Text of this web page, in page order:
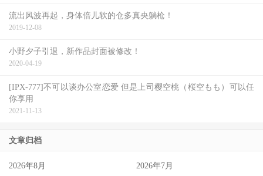
《芭比》
《奥本海默》
《可怜的东西》
马修里巴提克（Matthew Libatique），《大师风华：真爱
流出风波再起，身体倍儿软的仓多真央躺枪！
2019-12-08
小野夕子引退，新作品封面被修改！
2020-04-19
[IPX-777]不可以谈办公室恋爱 但是上司樱空桃（桜空もも）可以任
你享用
2021-11-13
文章归档
2026年8月
2026年7月